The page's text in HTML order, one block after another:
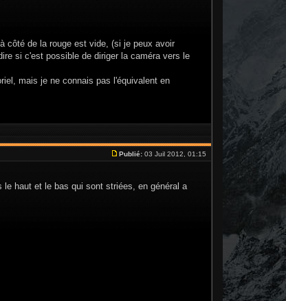
côté de la rouge est vide, (si je peux avoir
si c'est possible de diriger la caméra vers le
mais je ne connais pas l'équivalent en
Publié: 03 Juil 2012, 01:15
haut et le bas qui sont striées, en général a